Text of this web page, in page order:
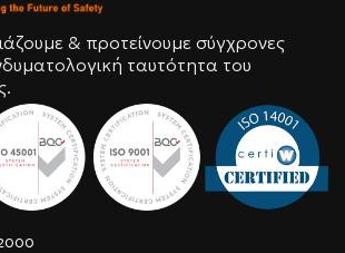
& προτείνουμε σύγχρονες
ταυτότητα του